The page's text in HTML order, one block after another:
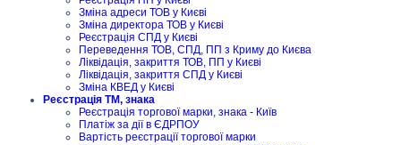
Зміна адреси ТОВ у Києві
Зміна директора ТОВ у Києві
Реєстрація СПД у Києві
Переведення ТОВ, СПД, ПП з Криму до Києва
Ліквідація, закриття ТОВ, ПП у Києві
Ліквідація, закриття СПД у Києві
Зміна КВЕД у Києві
Реєстрація ТМ, знака
Реєстрація торгової марки, знака - Київ
Платіж за дії в ЄДРПОУ
Вартість реєстрації торгової марки